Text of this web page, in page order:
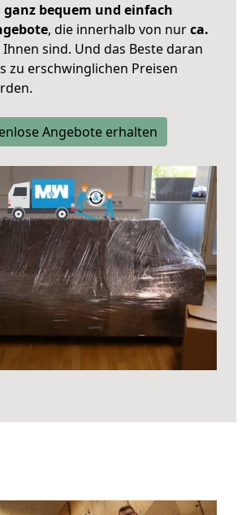
ganz bequem und einfach
, die innerhalb von nurca.
Ihnen sind. Und das Beste daran
zu erschwinglichen Preisen
Angebote erhalten